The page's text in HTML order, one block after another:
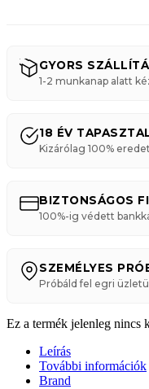
GYORS
1-2 munkanap alatt
18 ÉV
Kizárólag 100%
BIZTONSÁGOS
100%-ig védett
SZEMÉLYES
Próbáld fel egri
Ez a termék jelenleg nincs
Leírás
További információk
Brand